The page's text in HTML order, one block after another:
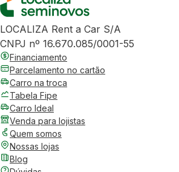
LOCALIZA Rent a Car S/A
CNPJ nº 16.670.085/0001-55
Financiamento
Parcelamento no cartão
Carro na troca
Tabela Fipe
Carro Ideal
Venda para lojistas
Quem somos
Nossas lojas
Blog